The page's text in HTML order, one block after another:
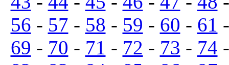
56 - 57 - 58 - 59 - 60 - 61
69 - 70 - 71 - 72 - 73 - 74